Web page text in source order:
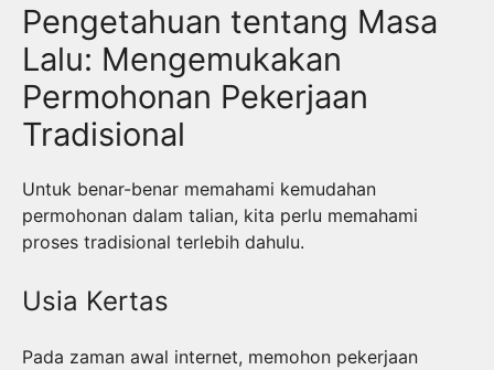
Pengetahuan tentang Masa
Lalu: Mengemukakan
Permohonan Pekerjaan
Tradisional
Untuk benar-benar memahami kemudahan
permohonan dalam talian, kita perlu memahami
proses tradisional terlebih dahulu.
Usia Kertas
Pada zaman awal internet, memohon pekerjaan